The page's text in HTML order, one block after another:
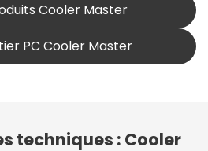
Cooler Master
PC Cooler Master
techniques : Cooler